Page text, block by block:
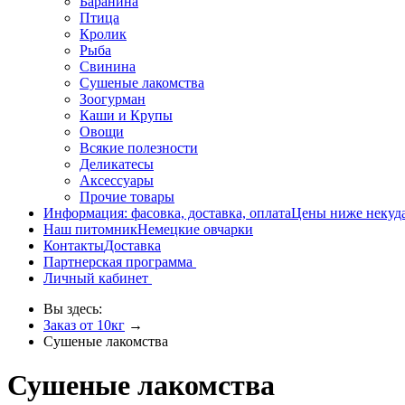
Птица
Кролик
Рыба
Свинина
Сушеные лакомства
Зоогурман
Каши и Крупы
Овощи
Всякие полезности
Деликатесы
Аксессуары
Прочие товары
Информация: фасовка, доставка, оплатаЦены ниже
Наш питомникНемецкие овчарки
КонтактыДоставка
Партнерская программа
Личный кабинет
Вы здесь:
Заказ от 10кг →
Сушеные лакомства
Сушеные лакомства